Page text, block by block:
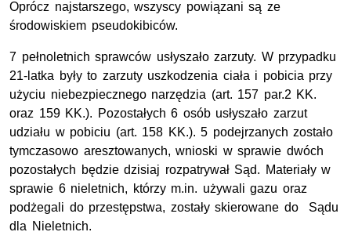
Oprócz najstarszego, wszyscy powiązani są ze
środowiskiem pseudokibiców.
7 pełnoletnich sprawców usłyszało zarzuty. W przypadku
21-latka były to zarzuty uszkodzenia ciała i pobicia przy
użyciu niebezpiecznego narzędzia (art. 157 par.2 KK.
oraz 159 KK.). Pozostałych 6 osób usłyszało zarzut
udziału w pobiciu (art. 158 KK.). 5 podejrzanych zostało
tymczasowo aresztowanych, wnioski w sprawie dwóch
pozostałych będzie dzisiaj rozpatrywał Sąd. Materiały w
sprawie 6 nieletnich, którzy m.in. używali gazu oraz
podżegali do przestępstwa, zostały skierowane do Sądu
dla Nieletnich.